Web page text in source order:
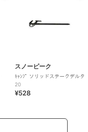
スノーピーク
ｷｬﾝﾌﾟ ソリッドステークデルタ
20
¥528